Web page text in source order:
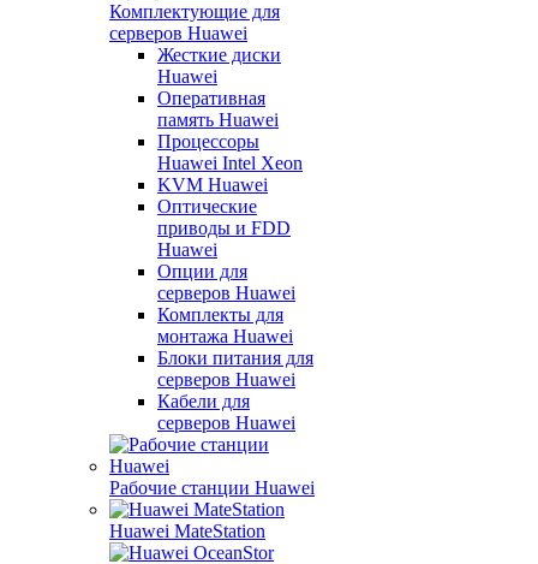
Комплектующие для
серверов Huawei
Жесткие диски
Huawei
Оперативная
память Huawei
Процессоры
Huawei Intel Xeon
KVM Huawei
Оптические
приводы и FDD
Huawei
Опции для
серверов Huawei
Комплекты для
монтажа Huawei
Блоки питания для
серверов Huawei
Кабели для
серверов Huawei
Рабочие станции Huawei
Huawei MateStation